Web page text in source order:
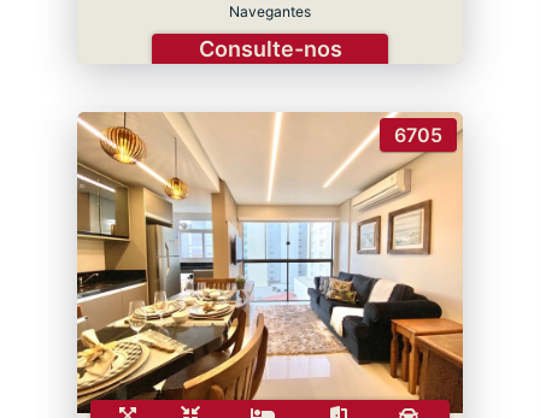
Navegantes
Consulte-nos
6705